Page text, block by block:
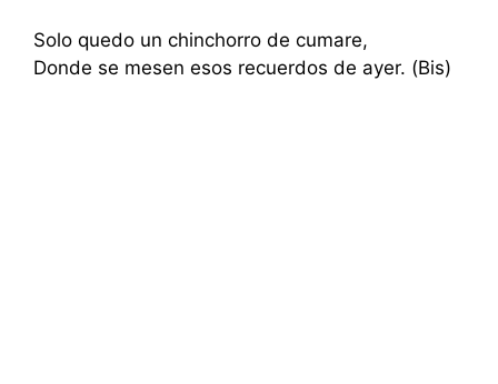
Solo quedo un chinchorro de cumare,
Donde se mesen esos recuerdos de ayer. (Bis)